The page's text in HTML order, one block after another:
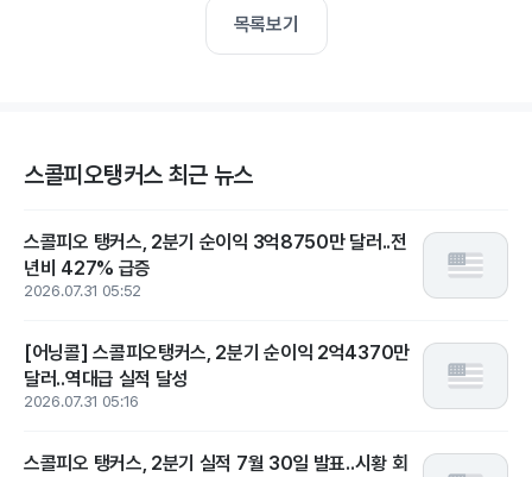
목록보기
스콜피오탱커스 최근 뉴스
스콜피오 탱커스, 2분기 순이익 3억8750만 달러..전
년비 427% 급증
2026.07.31 05:52
[어닝콜] 스콜피오탱커스, 2분기 순이익 2억4370만
달러..역대급 실적 달성
2026.07.31 05:16
스콜피오 탱커스, 2분기 실적 7월 30일 발표..시황 회